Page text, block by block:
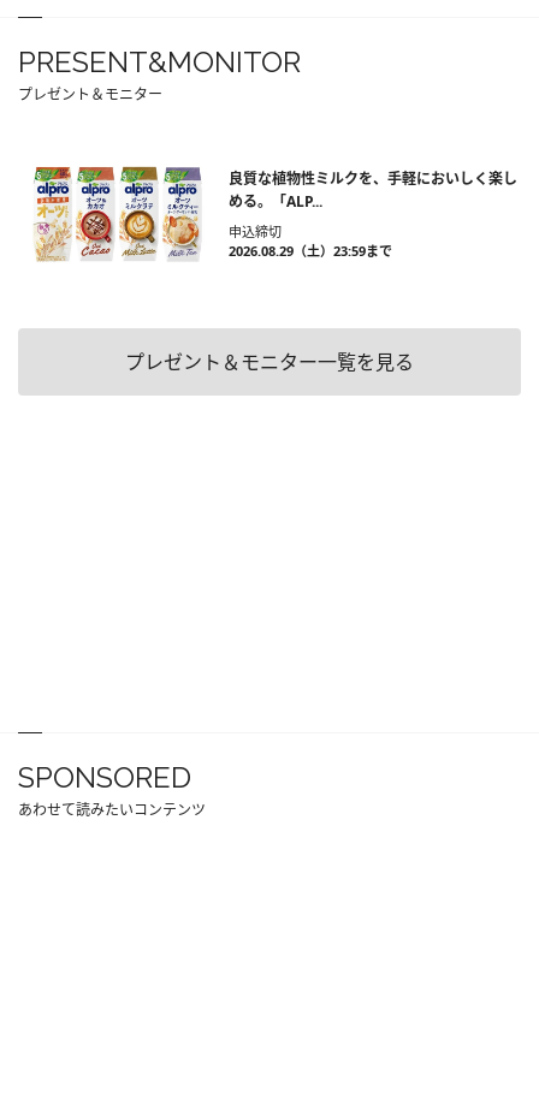
PRESENT&MONITOR
プレゼント＆モニター
良質な植物性ミルクを、手軽においしく楽し
める。「ALP...
申込締切
2026.08.29（土）23:59まで
プレゼント＆モニター一覧を見る
SPONSORED
あわせて読みたいコンテンツ